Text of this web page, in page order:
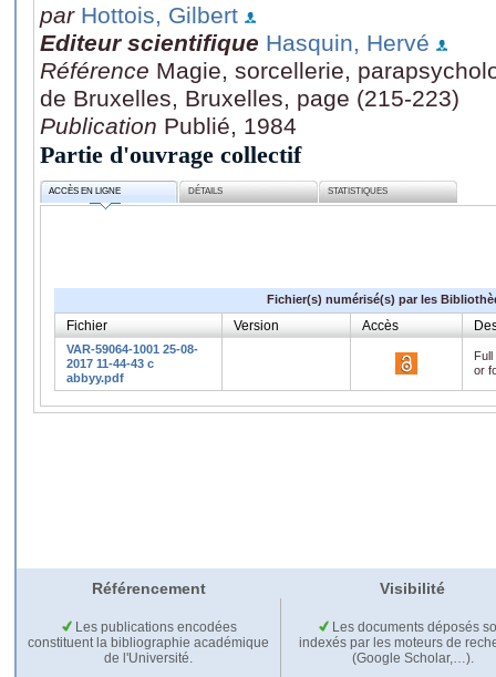
par Hottois, Gilbert
Editeur scientifique Hasquin, Hervé
Référence Magie, sorcellerie,
de Bruxelles, Bruxelles, page (215-223)
Publication Publié, 1984
Partie d'ouvrage collectif
ACCÈS EN LIGNE DÉTAILS STATISTIQUES
Fichier(s) numérisé(s) par les
Fichier Version Accès
VAR-59064-1001 25-08-
2017 11-44-43 c
abbyy.pdf
or
Référencement Visibilité
Les publications encodées
constituent la bibliographie académique
de l'Université.
Les documents déposés
indexés par les moteurs de
(Google Scholar,…).